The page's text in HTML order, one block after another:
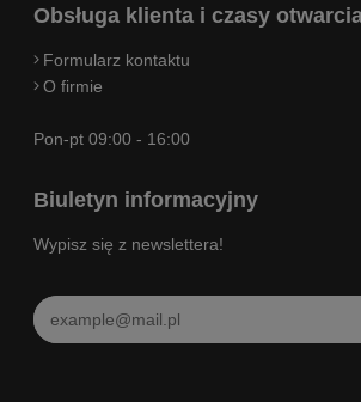
Obsługa klienta i czasy
Formularz kontaktu
O firmie
Pon-pt 09:00 - 16:00
Biuletyn informacyjny
Wypisz się z newslettera!